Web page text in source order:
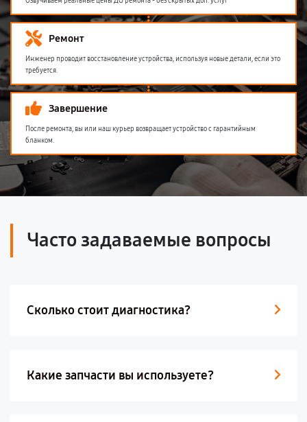
Ремонт
Инженер проводит восстановление устройства, используя новые детали, если это
требуется.
Завершение
После ремонта, вы или наш курьер возвращает устройство с гарантийным
бланком.
Часто задаваемые вопросы
Сколько стоит диагностика?
Какие запчасти вы используете?